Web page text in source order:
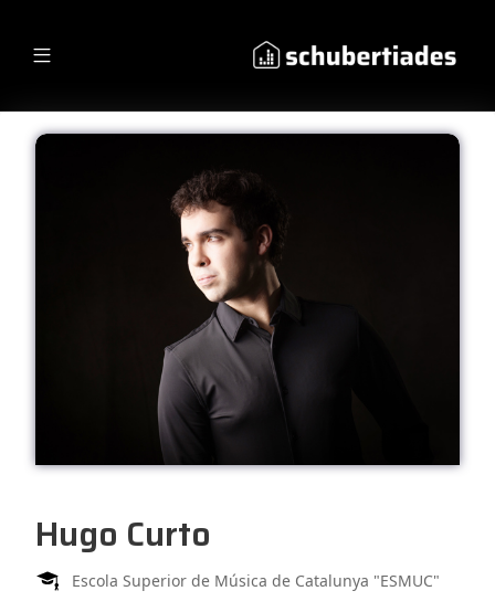
Hugo Curto
Escola Superior de Música de Catalunya "ESMUC"